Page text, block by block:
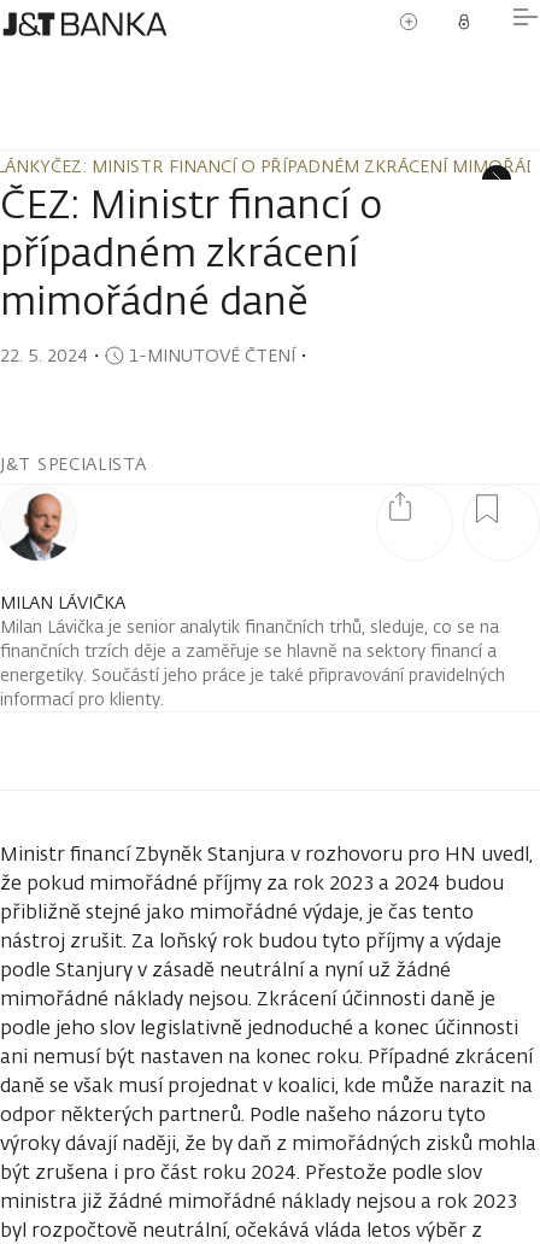
ČEZ: MINISTR FINANCÍ O PŘÍPADNÉM ZKRÁCENÍ
ČEZ: MINISTR FINANCÍ O PŘÍPADNÉM ZKRÁCENÍ
ČEZ: Ministr financí o
případném zkrácení
mimořádné daně
22. 5. 2024 ・ 1-MINUTOVÉ ČTENÍ・
J&T SPECIALISTA
MILAN LÁVIČKA
Milan Lávička je senior analytik finančních trhů, sleduje, co se na
finančních trzích děje a zaměřuje se hlavně na sektory financí a
energetiky. Součástí jeho práce je také připravování pravidelných
informací pro klienty.
Ministr financí Zbyněk Stanjura v rozhovoru pro HN uvedl,
že pokud mimořádné příjmy za rok 2023 a 2024 budou
přibližně stejné jako mimořádné výdaje, je čas tento
nástroj zrušit. Za loňský rok budou tyto příjmy a výdaje
podle Stanjury v zásadě neutrální a nyní už žádné
mimořádné náklady nejsou. Zkrácení účinnosti daně je
podle jeho slov legislativně jednoduché a konec účinnosti
ani nemusí být nastaven na konec roku. Případné zkrácení
daně se však musí projednat v koalici, kde může narazit na
odpor některých partnerů. Podle našeho názoru tyto
výroky dávají naději, že by daň z mimořádných zisků mohla
být zrušena i pro část roku 2024. Přestože podle slov
ministra již žádné mimořádné náklady nejsou a rok 2023
byl rozpočtově neutrální, očekává vláda letos výběr z